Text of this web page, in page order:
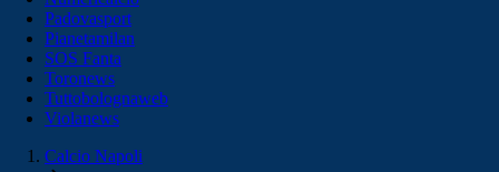
Padovasport
Pianetamilan
SOS Fanta
Toronews
Tuttobolognaweb
Violanews
Calcio Napoli